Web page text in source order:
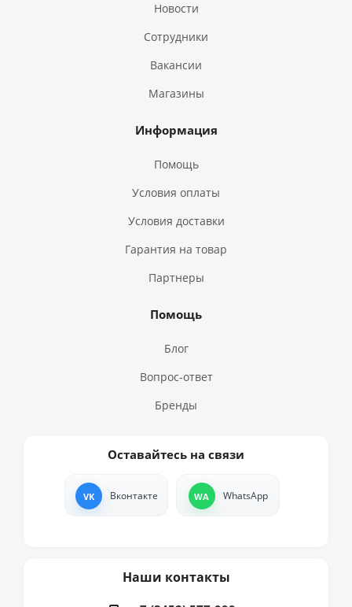
Новости
Сотрудники
Вакансии
Магазины
Информация
Помощь
Условия оплаты
Условия доставки
Гарантия на товар
Партнеры
Помощь
Блог
Вопрос-ответ
Бренды
Оставайтесь на связи
Вконтакте WhatsApp
Наши контакты